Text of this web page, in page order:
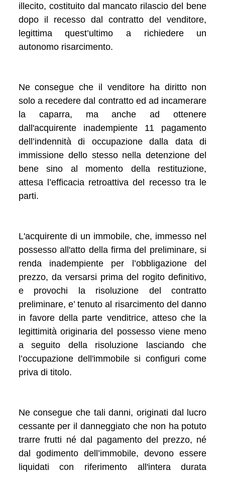
illecito, costituito dal mancato rilascio del bene
dopo il recesso dal contratto del venditore,
legittima quest’ultimo a richiedere un
autonomo risarcimento.
Ne consegue che il venditore ha diritto non
solo a recedere dal contratto ed ad incamerare
la caparra, ma anche ad ottenere
dall'acquirente inadempiente 11 pagamento
dell’indennità di occupazione dalla data di
immissione dello stesso nella detenzione del
bene sino al momento della restituzione,
attesa l’efficacia retroattiva del recesso tra le
parti.
L'acquirente di un immobile, che, immesso nel
possesso all'atto della firma del preliminare, si
renda inadempiente per l’obbligazione del
prezzo, da versarsi prima del rogito definitivo,
e provochi la risoluzione del contratto
preliminare, e’ tenuto al risarcimento del danno
in favore della parte venditrice, atteso che la
legittimità originaria del possesso viene meno
a seguito della risoluzione lasciando che
l’occupazione dell'immobile si configuri come
priva di titolo.
Ne consegue che tali danni, originati dal lucro
cessante per il danneggiato che non ha potuto
trarre frutti né dal pagamento del prezzo, né
dal godimento dell’immobile, devono essere
liquidati con riferimento all'intera durata